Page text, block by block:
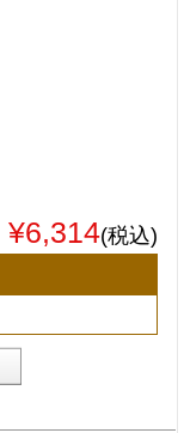
¥6,314(税込)